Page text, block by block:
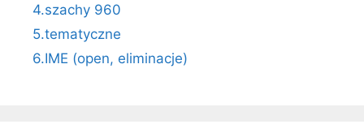
4.szachy 960
5.tematyczne
6.IME (open, eliminacje)